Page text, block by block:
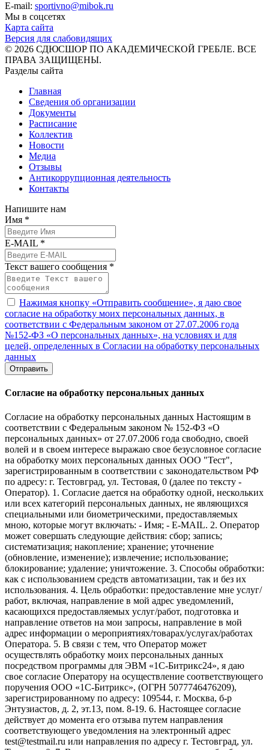
E-mail: sportivno@mibok.ru
Мы в соцсетях
Карта сайта
Версия для слабовидящих
© 2026 СДЮСШОР ПО АКАДЕМИЧЕСКОЙ ГРЕБЛЕ. ВСЕ
ПРАВА ЗАЩИЩЕНЫ.
Разделы сайта
Главная
Сведения об организации
Документы
Расписание
Коллектив
Новости
Медиа
Отзывы
Антикоррупционная деятельность
Контакты
Напишите нам
Имя *
E-MAIL *
Текст вашего сообщения *
Нажимая кнопку «Отправить сообщение», я даю свое
согласие на обработку моих персональных данных, в
соответствии с Федеральным законом от 27.07.2006 года
№152-ФЗ «О персональных данных», на условиях и для
целей, определенных в Согласии на обработку персональных
данных
Отправить
Согласие на обработку персональных данных
Согласие на обработку персональных данных Настоящим в
соответствии с Федеральным законом № 152-ФЗ «О
персональных данных» от 27.07.2006 года свободно, своей
волей и в своем интересе выражаю свое безусловное согласие
на обработку моих персональных данных ООО "Тест",
зарегистрированным в соответствии с законодательством РФ
по адресу: г. Тестовград, ул. Тестовая, 0 (далее по тексту -
Оператор). 1. Согласие дается на обработку одной, нескольких
или всех категорий персональных данных, не являющихся
специальными или биометрическими, предоставляемых
мною, которые могут включать: - Имя; - E-MAIL. 2. Оператор
может совершать следующие действия: сбор; запись;
систематизация; накопление; хранение; уточнение
(обновление, изменение); извлечение; использование;
блокирование; удаление; уничтожение. 3. Способы обработки:
как с использованием средств автоматизации, так и без их
использования. 4. Цель обработки: предоставление мне услуг/
работ, включая, направление в мой адрес уведомлений,
касающихся предоставляемых услуг/работ, подготовка и
направление ответов на мои запросы, направление в мой
адрес информации о мероприятиях/товарах/услугах/работах
Оператора. 5. В связи с тем, что Оператор может
осуществлять обработку моих персональных данных
посредством программы для ЭВМ «1С-Битрикс24», я даю
свое согласие Оператору на осуществление соответствующего
поручения ООО «1С-Битрикс», (ОГРН 5077746476209),
зарегистрированному по адресу: 109544, г. Москва, б-р
Энтузиастов, д. 2, эт.13, пом. 8-19. 6. Настоящее согласие
действует до момента его отзыва путем направления
соответствующего уведомления на электронный адрес
test@testmail.ru или направления по адресу г. Тестовград, ул.